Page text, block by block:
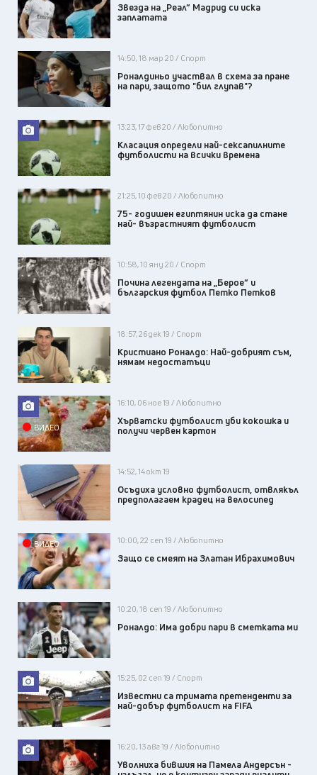
Звезда на „Реал“ Мадрид си иска
заплатата
14:50, 18 мар 20 / Спорт
Роналдиньо участвал в схема за пране
на пари, защото "бил глупав"?
13:23, 17 фев 20 / Любопитно
Класация определи най-сексапилните
футболисти на всички времена
21:25, 10 фев 20 / Любопитно
75- годишен египтянин иска да стане
най- възрастният футболист
10:58, 10 яну 20 / Спорт
Почина легендата на „Берое“ и
българския футбол Петко Петков
18:57, 26 дек 19 / Спорт
Кристиано Роналдо: Най-добрият съм,
нямам недостатъци
ВИДЕО
16:10, 06 ное 19 / Любопитно
Хърватски футболист уби кокошка и
получи червен картон
14:52, 14 окт 19
Осъдиха условно футболист, отвлякъл
предполагаем крадец на велосипед
ВИДЕО 10:00, 22 сеп 19 / Любопитно
Защо се смеят на Златан Ибрахимович
10:20, 18 сеп 19 / Любопитно
Роналдо: Има добри пари в сметката ми
15:25, 02 сеп 19 / Спорт
Известни са тримата претенденти за
най-добър футболист на FIFA
16:20, 13 авг 19 / Любопитно
Уволниха бившия на Памела Андерсън -